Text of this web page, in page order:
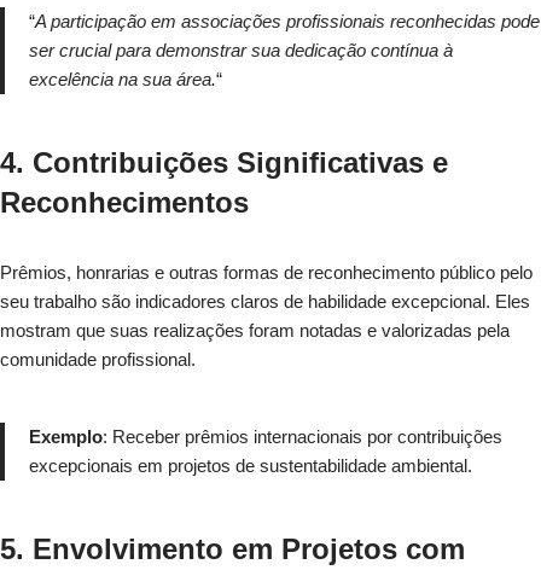
“A participação em associações profissionais reconhecidas pode
ser crucial para demonstrar sua dedicação contínua à
excelência na sua área.“
4. Contribuições Significativas e
Reconhecimentos
Prêmios, honrarias e outras formas de reconhecimento público pelo
seu trabalho são indicadores claros de habilidade excepcional. Eles
mostram que suas realizações foram notadas e valorizadas pela
comunidade profissional.
Exemplo: Receber prêmios internacionais por contribuições
excepcionais em projetos de sustentabilidade ambiental.
5. Envolvimento em Projetos com